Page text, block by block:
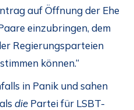
auf Öffnung der Ehe
einzubringen, dem
Regierungsparteien
können.“
in Panik und sahen
die Partei für LSBT-